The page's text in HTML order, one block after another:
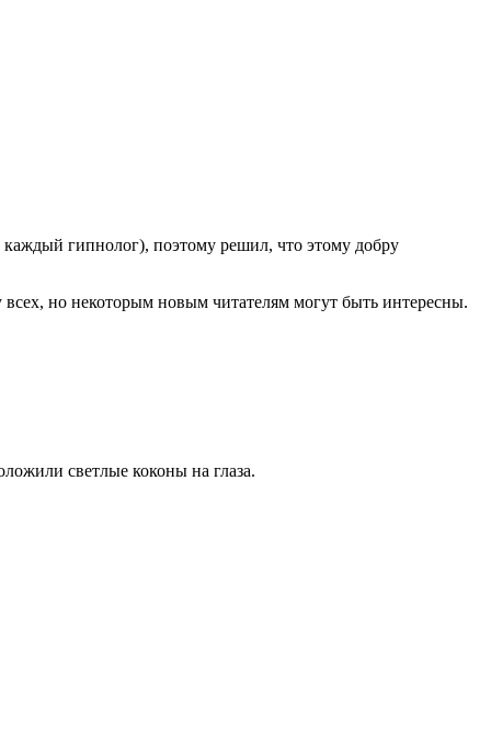
гипнолог), поэтому решил, что этому добру
но некоторым новым читателям могут быть интересны.
светлые коконы на глаза.